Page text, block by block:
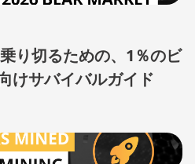
り切るための、1％のビ
けサバイバルガイド